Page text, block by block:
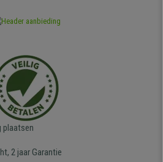
plaatsen
2 jaar Garantie